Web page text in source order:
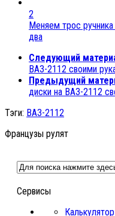
2
Меняем трос
два
Следующий
ВАЗ-2112 своими
Предыдущий
диски на ВАЗ-2112
Тэги: ВАЗ-2112
Французы рулят
Сервисы